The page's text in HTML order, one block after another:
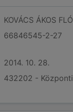
KOVÁCS ÁKOS
66846545-2-27
2014. 10. 28.
432202 -